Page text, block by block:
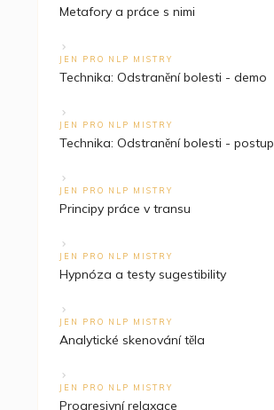
Metafory a práce s nimi
JEN PRO NLP MISTRY
Technika: Odstranění bolesti - demo
JEN PRO NLP MISTRY
Technika: Odstranění bolesti - postup
JEN PRO NLP MISTRY
Principy práce v transu
JEN PRO NLP MISTRY
Hypnóza a testy sugestibility
JEN PRO NLP MISTRY
Analytické skenování těla
JEN PRO NLP MISTRY
Progresivní relaxace